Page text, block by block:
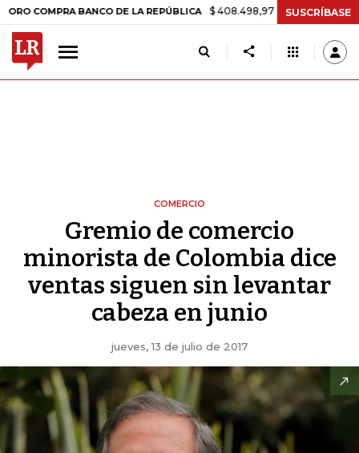
BANCO DE LA REPÚBLICA $ 408.498,97 +$ 8.753,81 +2,19%
SUSCRÍBASE
COMERCIO
Gremio de comercio
minorista de Colombia dice
ventas siguen sin levantar
cabeza en junio
jueves, 13 de julio de 2017